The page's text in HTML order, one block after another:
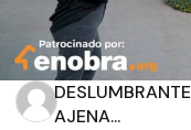
AJENA...